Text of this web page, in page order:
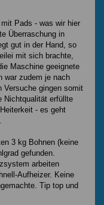
Pads - was wir hier
Überraschung in
gut in der Hand, so
mit sich brachte,
Maschine geeignete
war zudem je nach
Versuche gingen somit
Nichtqualität erfüllte
- es geht
3 kg Bohnen (keine
gefunden.
arbeiten
Aufheizer. Keine
Tip top und